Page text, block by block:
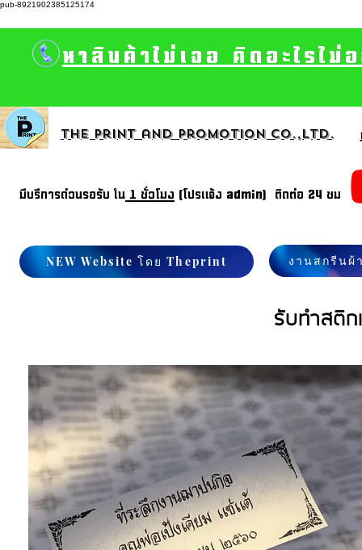
pub-8921902385125174
หาสินค้าไม่เจอ คิดอะไรไ
The print and promotion CO.,Ltd.
มีบรีการด่วนรอรับ ใน 1 ชั่วโมง (โปรแจ้ง admin) ติดต่อ 24 ชม
NEW Website โดย Theprint งานสกรีนผ้
รับทำสติ